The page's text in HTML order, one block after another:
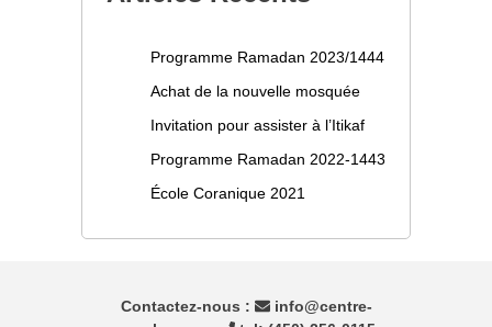
Programme Ramadan 2023/1444
Achat de la nouvelle mosquée
Invitation pour assister à l’Itikaf
Programme Ramadan 2022-1443
École Coranique 2021
Contactez-nous :
info@centre-